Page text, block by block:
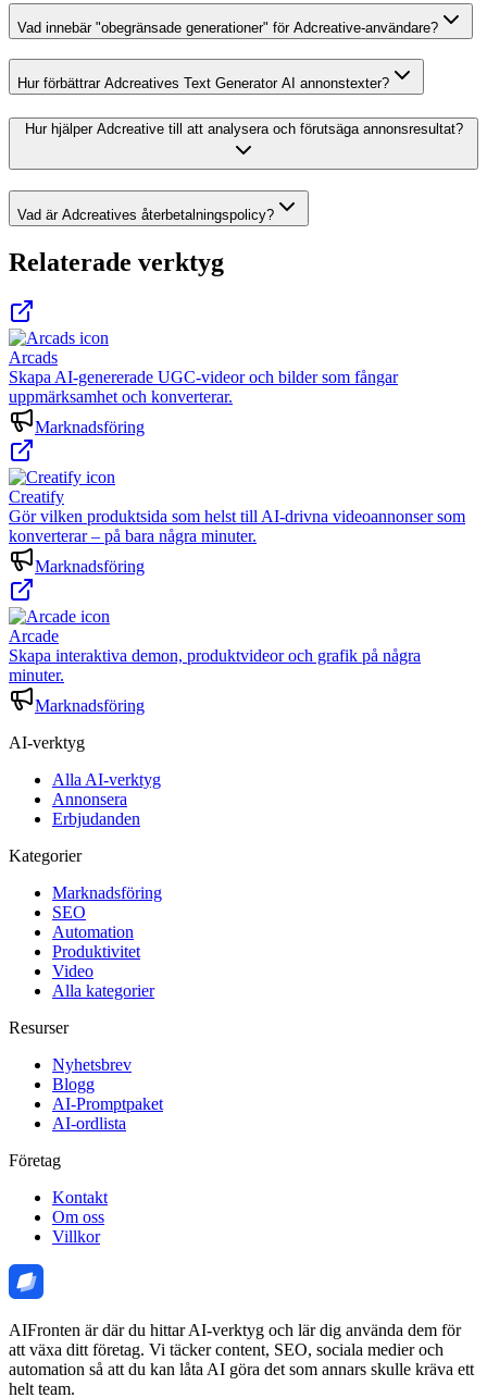
Vad innebär "obegränsade generationer" för Adcreative-användare?
Hur förbättrar Adcreatives Text Generator AI annonstexter?
Hur hjälper Adcreative till att analysera och förutsäga annonsresultat?
Vad är Adcreatives återbetalningspolicy?
Relaterade verktyg
Arcads
Skapa AI-genererade UGC-videor och bilder som fångar
uppmärksamhet och konverterar.
Marknadsföring
Creatify
Gör vilken produktsida som helst till AI-drivna videoannonser som
konverterar – på bara några minuter.
Marknadsföring
Arcade
Skapa interaktiva demon, produktvideor och grafik på några
minuter.
Marknadsföring
AI-verktyg
Alla AI-verktyg
Annonsera
Erbjudanden
Kategorier
Marknadsföring
SEO
Automation
Produktivitet
Video
Alla kategorier
Resurser
Nyhetsbrev
Blogg
AI-Promptpaket
AI-ordlista
Företag
Kontakt
Om oss
Villkor
AIFronten är där du hittar AI-verktyg och lär dig använda dem för
att växa ditt företag. Vi täcker content, SEO, sociala medier och
automation så att du kan låta AI göra det som annars skulle kräva ett
helt team.